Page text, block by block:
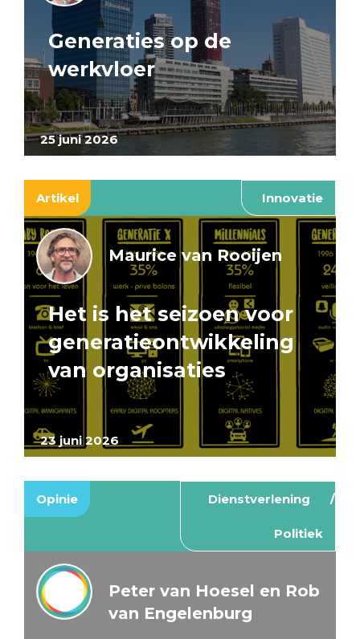
25 juni 2026
Generaties op de
werkvloer
Artikel Innovatie
23 juni 2026
Maurice van Rooijen
Het is het seizoen voor
generatieontwikkeling
van organisaties
Opinie Dienstverlening
Politiek
Peter van Hoesel en Rob
van Engelenburg